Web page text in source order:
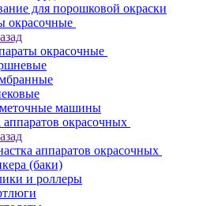
для порошковой окраски
окрасочные
окрасочные
машины
аппаратов окрасочных
аппаратов окрасочных
(баки)
и роллеры